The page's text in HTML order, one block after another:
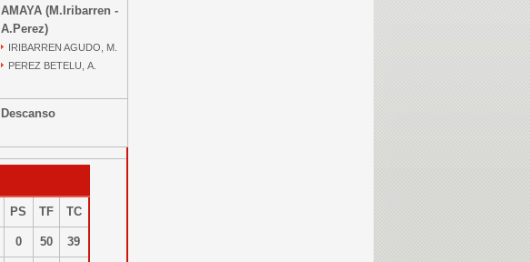
AMAYA (M.Iribarren -
A.Perez)
IRIBARREN AGUDO, M.
PEREZ BETELU, A.
Descanso
PS TF TC
0 50 39